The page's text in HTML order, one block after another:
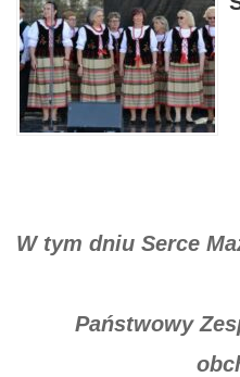
W tym dniu Serce
Państwowy